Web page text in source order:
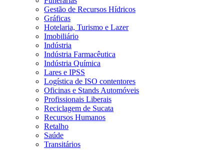
Gestão de Recursos Hídricos
Gráficas
Hotelaria, Turismo e Lazer
Imobiliário
Indústria
Indústria Farmacêutica
Indústria Química
Lares e IPSS
Logística de ISO contentores
Oficinas e Stands Automóveis
Profissionais Liberais
Reciclagem de Sucata
Recursos Humanos
Retalho
Saúde
Transitários